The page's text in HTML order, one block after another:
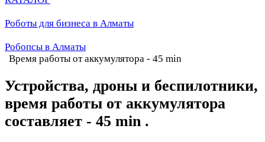
Роботы для бизнеса в Алматы
Робопсы в Алматы
Время работы от аккумулятора - 45 min
Устройства, дроны и беспилотники,
время работы от аккумулятора
составляет - 45 min .